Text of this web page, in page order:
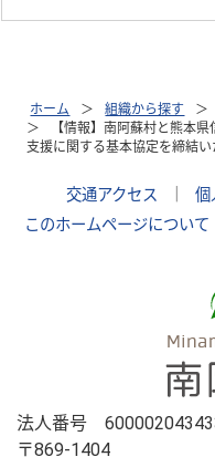
ホーム 組織から探す
【情報】南阿蘇村と熊本
支援に関する基本協定を締結い
交通アクセス 個
このホームページについて
法人番号
〒869-1404